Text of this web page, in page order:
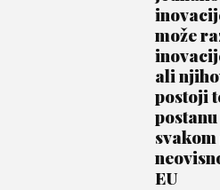
može
ali
postoji
EU